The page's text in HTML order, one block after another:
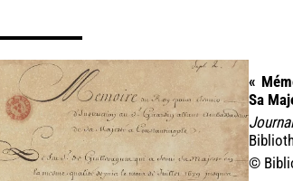
«
Sa
©